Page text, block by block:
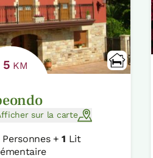
5 KM
sur la carte
Personnes +1 Lit